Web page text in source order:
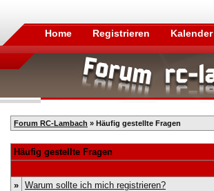
Home Registrieren Kalender
Forum RC-Lambach » Häufig gestellte Fragen
Häufig gestellte Fragen
» Warum sollte ich mich registrieren?